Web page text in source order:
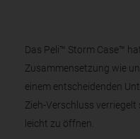
Das Peli™ Storm Case™
Zusammensetzung wie
einem entscheidenden
Zieh-Verschluss
leicht zu öffnen.